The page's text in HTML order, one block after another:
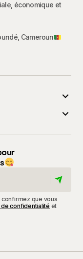
économique et
Cameroun
confirmez que vous
confidentialité et